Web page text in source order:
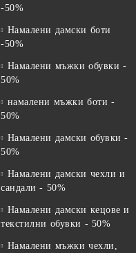
-50%
Намалени дамски боти
-50%
Намалени мъжки обувки -
50%
намалени мъжки боти -
50%
Намалени дамски обувки -
50%
Намалени дамски чехли и
сандали - 50%
Намалени дамски кецове и
текстилни обувки - 50%
Намалени мъжки чехли,